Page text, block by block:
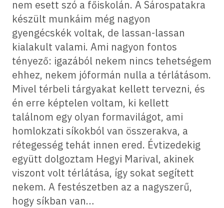
nem esett szó a főiskolán. A Sárospatakra
készült munkáim még nagyon
gyengécskék voltak, de lassan-lassan
kialakult valami. Ami nagyon fontos
tényező: igazából nekem nincs tehetségem
ehhez, nekem jóformán nulla a térlátásom.
Mivel térbeli tárgyakat kellett tervezni, és
én erre képtelen voltam, ki kellett
találnom egy olyan formavilágot, ami
homlokzati síkokból van összerakva, a
rétegesség tehát innen ered. Évtizedekig
együtt dolgoztam Hegyi Marival, akinek
viszont volt térlátása, így sokat segített
nekem. A festészetben az a nagyszerű,
hogy síkban van…